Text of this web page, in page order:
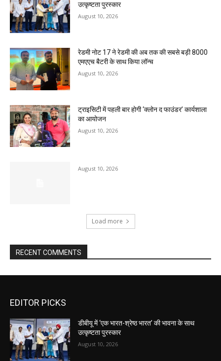
उत्कृष्टता पुरस्कार
August 10, 2026
रेडमी नोट 17 ने रेडमी की अब तक की सबसे बड़ी 8000
एमएएच बैटरी के साथ किया लॉन्च
August 10, 2026
ट्राइसिटी में पहली बार होगी ‘क्लोन द फाउंडर’ कार्यशाला
का आयोजन
August 10, 2026
August 10, 2026
Load more
RECENT COMMENTS
EDITOR PICKS
डीबीयू में ‘एक भारत-श्रेष्ठ भारत’ की भावना के साथ
उत्कृष्टता पुरस्कार
August 10, 2026